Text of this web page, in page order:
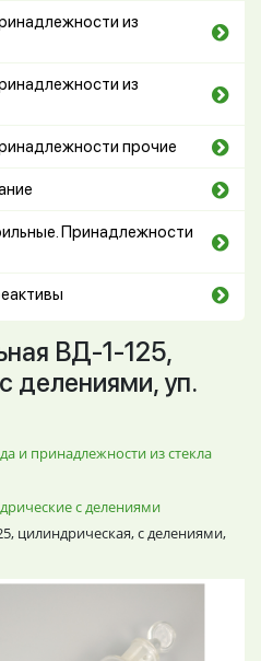
из
из
прочие
Принадлежности
ВД-1-125,
делениями, уп.
и принадлежности из стекла
с делениями
цилиндрическая, с делениями,